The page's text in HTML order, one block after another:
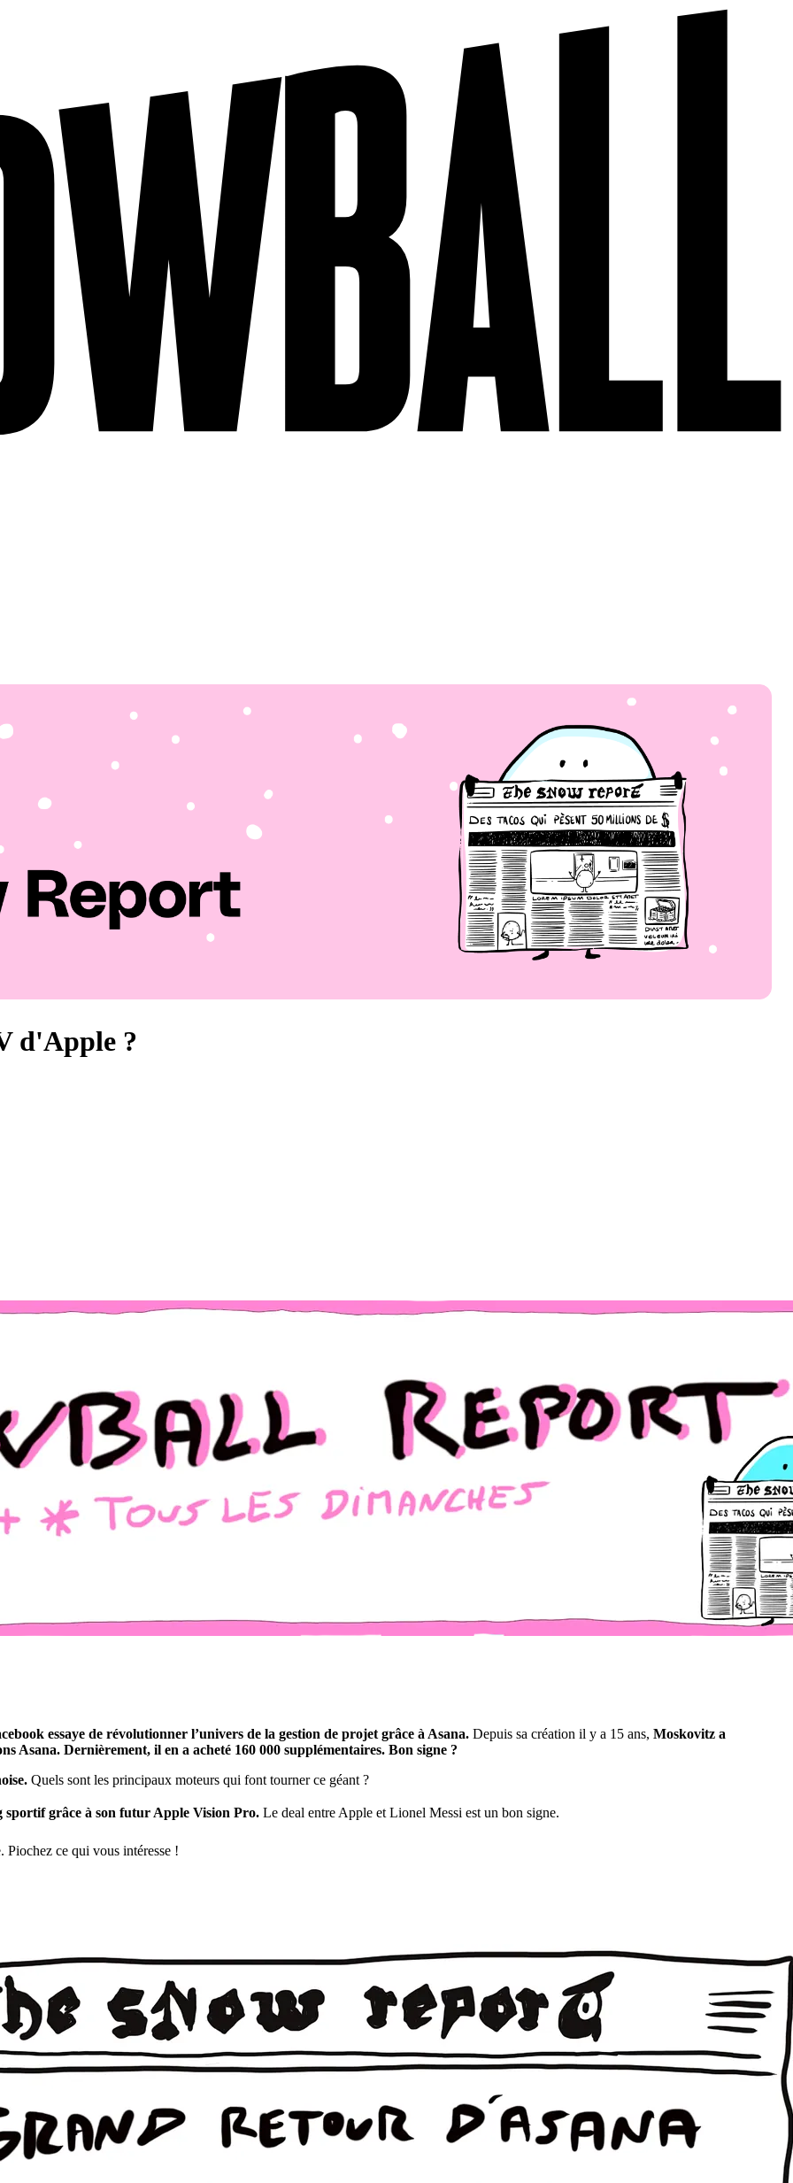
d'Apple ?
essaye de révolutionner l’univers de la gestion de projet grâce à Asana. Depuis sa création il y a 15 ans, Moskovitz a
Asana. Dernièrement, il en a acheté 160 000 supplémentaires. Bon signe ?
Quels sont les principaux moteurs qui font tourner ce géant ?
grâce à son futur Apple Vision Pro. Le deal entre Apple et Lionel Messi est un bon signe.
ce qui vous intéresse !